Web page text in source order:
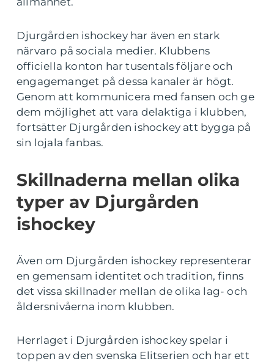
Djurgården ishockey har även en stark
närvaro på sociala medier. Klubbens
officiella konton har tusentals följare och
engagemanget på dessa kanaler är högt.
Genom att kommunicera med fansen och ge
dem möjlighet att vara delaktiga i klubben,
fortsätter Djurgården ishockey att bygga på
sin lojala fanbas.
Skillnaderna mellan olika
typer av Djurgården
ishockey
Även om Djurgården ishockey representerar
en gemensam identitet och tradition, finns
det vissa skillnader mellan de olika lag- och
åldersnivåerna inom klubben.
Herrlaget i Djurgården ishockey spelar i
toppen av den svenska Elitserien och har ett